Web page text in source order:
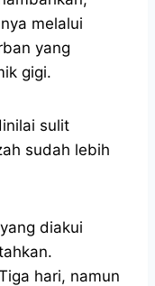
melalui
yang
gigi.
sulit
sudah lebih
diakui
hari, namun